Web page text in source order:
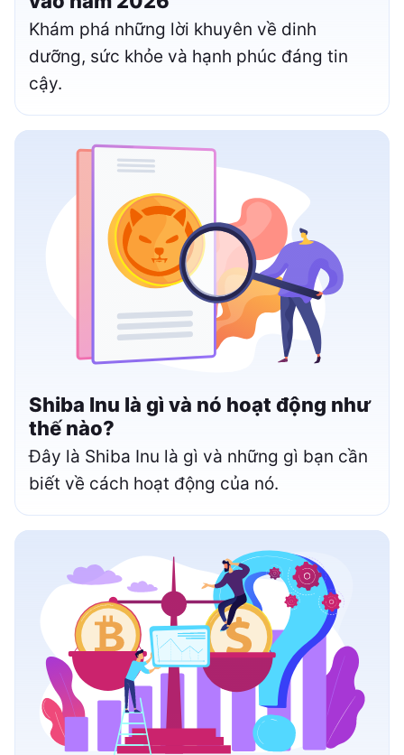
Khám phá những lời khuyên về dinh
dưỡng, sức khỏe và hạnh phúc đáng tin
cậy.
Shiba Inu là gì và nó hoạt động như
thế nào?
Đây là Shiba Inu là gì và những gì bạn cần
biết về cách hoạt động của nó.